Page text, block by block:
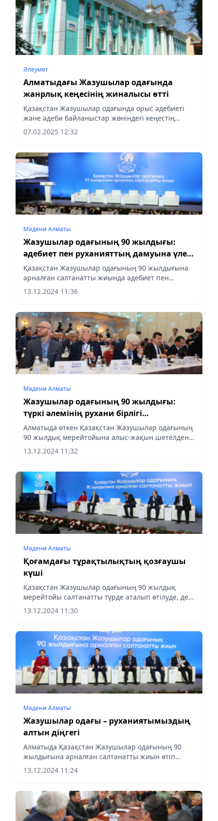
Әлеумет
Алматыдағы Жазушылар одағында
жанрлық кеңесінің жиналысы өтті
Қазақстан Жазушылар одағында орыс әдебиеті
және әдеби байланыстар жөніндегі кеңестің
отырысы өтті, деп хабарлайды aqshamnews.kz
07.02.2025 12:32
Мәдени Алматы
Жазушылар одағының 90 жылдығы:
әдебиет пен руханияттың дамуына үлес
қосқандар марапатталды
Қазақстан Жазушылар одағының 90 жылдығына
арналған салтанатты жиында әдебиет пен
қоғамға ерекше үлес қосқан қаламгерлер мен
руханият жанашырлары марапатталды, деп
13.12.2024 11:36
Мәдени Алматы
Жазушылар одағының 90 жылдығы:
түркі әлемінің рухани бірлігі
мерейтойда дәріптелді
Алматыда өткен Қазақстан Жазушылар одағының
90 жылдық мерейтойына алыс-жақын шетелден
келген әдебиет қайраткерлері қатысып, өз
құттықтауларын жеткізді, деп хабарлайды
13.12.2024 11:32
Мәдени Алматы
Қоғамдағы тұрақтылықтың қозғаушы
күші
Қазақстан Жазушылар одағының 90 жылдық
мерейтойы салтанатты түрде аталып өтілуде, деп
хабарлайды aqshamnews.kz
13.12.2024 11:30
Мәдени Алматы
Жазушылар одағы – руханиятымыздың
алтын діңгегі
Алматыда Қазақстан Жазушылар одағының 90
жылдығына арналған салтанатты жиын өтіп
жатыр
13.12.2024 11:24